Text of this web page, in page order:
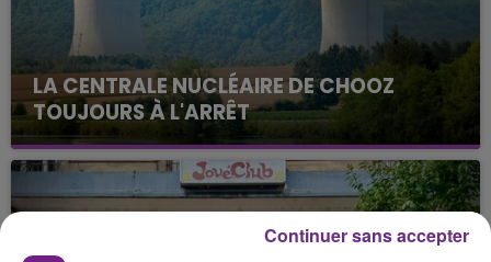
LA CENTRALE NUCLÉAIRE DE CHOOZ
TOUJOURS À L'ARRÊT
Cela fait déjà une semaine que la centrale
nucléaire ardennaise est à l'arrêt. Une situation
justifiée par la sécheresse intense qui est toujours
présente.
Continuer sans accepter